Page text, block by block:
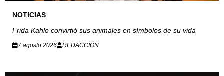
NOTICIAS
Frida Kahlo convirtió sus animales en símbolos de su vida
7 agosto 2026 REDACCIÓN